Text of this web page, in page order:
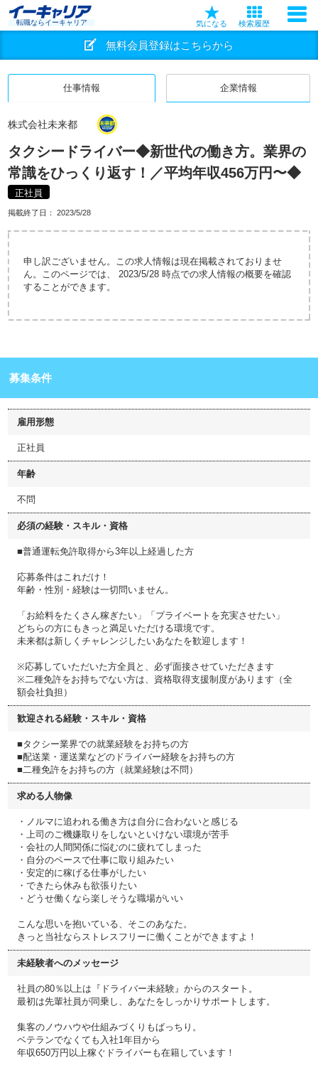
転職ならイーキャリア 気になる 検索履歴
無料会員登録はこちらから
仕事情報 企業情報
株式会社未来都
タクシードライバー◆新世代の働き方。業界の
常識をひっくり返す！／平均年収456万円〜◆
正社員
掲載終了日： 2023/5/28
申し訳ございません。この求人情報は現在掲載されておりませ
ん。このページでは、 2023/5/28 時点での求人情報の概要を確認
することができます。
募集条件
雇用形態
正社員
年齢
不問
必須の経験・スキル・資格
■普通運転免許取得から3年以上経過した方
応募条件はこれだけ！
年齢・性別・経験は一切問いません。
「お給料をたくさん稼ぎたい」「プライベートを充実させたい」
どちらの方にもきっと満足いただける環境です。
未来都は新しくチャレンジしたいあなたを歓迎します！
※応募していただいた方全員と、必ず面接させていただきます
※二種免許をお持ちでない方は、資格取得支援制度があります（全
額会社負担）
歓迎される経験・スキル・資格
■タクシー業界での就業経験をお持ちの方
■配送業・運送業などのドライバー経験をお持ちの方
■二種免許をお持ちの方（就業経験は不問）
求める人物像
・ノルマに追われる働き方は自分に合わないと感じる
・上司のご機嫌取りをしないといけない環境が苦手
・会社の人間関係に悩むのに疲れてしまった
・自分のペースで仕事に取り組みたい
・安定的に稼げる仕事がしたい
・できたら休みも欲張りたい
・どうせ働くなら楽しそうな職場がいい
こんな思いを抱いている、そこのあなた。
きっと当社ならストレスフリーに働くことができますよ！
未経験者へのメッセージ
社員の80％以上は『ドライバー未経験』からのスタート。
最初は先輩社員が同乗し、あなたをしっかりサポートします。
集客のノウハウや仕組みづくりもばっちり。
ベテランでなくても入社1年目から
年収650万円以上稼ぐドライバーも在籍しています！